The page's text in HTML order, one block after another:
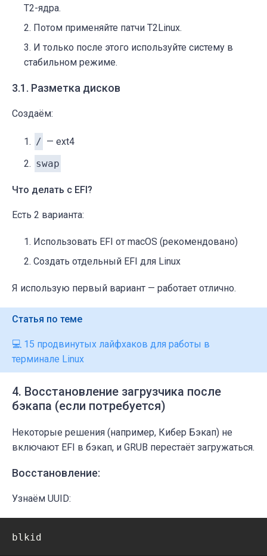
T2-ядра.
Потом применяйте патчи T2Linux.
И только после этого используйте систему в
стабильном режиме.
3.1. Разметка дисков
Создаём:
/ — ext4
swap
Что делать с EFI?
Есть 2 варианта:
Использовать EFI от macOS (рекомендовано)
Создать отдельный EFI для Linux
Я использую первый вариант — работает отлично.
Статья по теме
💻 15 продвинутых лайфхаков для работы в
терминале Linux
4. Восстановление загрузчика после
бэкапа (если потребуется)
Некоторые решения (например, Кибер Бэкап) не
включают EFI в бэкап, и GRUB перестаёт загружаться.
Восстановление:
Узнаём UUID: